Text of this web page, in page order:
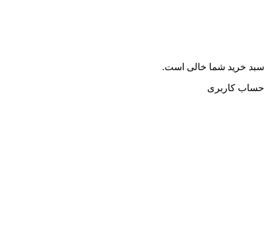
سبد خرید شما خالی است.
حساب کاربری